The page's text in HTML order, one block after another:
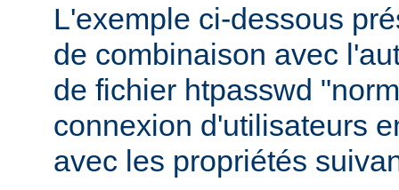
L'exemple ci-dessous
de combinaison avec
de fichier htpasswd
connexion d'utilisateurs
avec les propriétés